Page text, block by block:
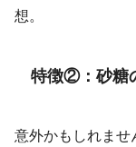
想。
特徴②：砂糖
意外かもしれませ